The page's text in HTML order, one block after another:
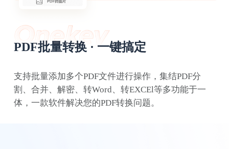
PDF批量转换 · 一键搞定
支持批量添加多个PDF文件进行操作，集结PDF分
割、合并、解密、转Word、转EXCEl等多功能于一
体，一款软件解决您的PDF转换问题。
浪里小白龙